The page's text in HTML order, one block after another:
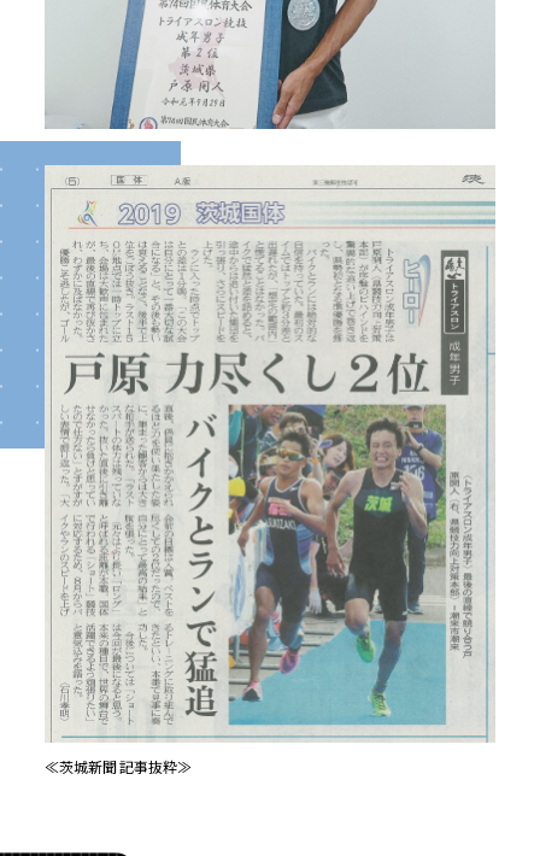
≪茨城新聞 記事抜粋≫